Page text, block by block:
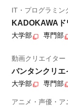
IT・プログラミン
KADOKAWA
大学部 専門部
動画クリエイター
バンタンクリ
大学部 専門部
アニメ・声優・